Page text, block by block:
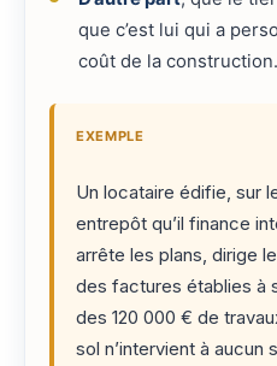
que c’est lui qui a
coût de la construction.
EXEMPLE
Un locataire édifie, sur
entrepôt qu’il finance
arrête les plans, dirige
des factures établies à
des 120 000 € de
sol n’intervient à aucun